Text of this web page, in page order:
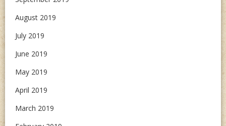
August 2019
July 2019
June 2019
May 2019
April 2019
March 2019